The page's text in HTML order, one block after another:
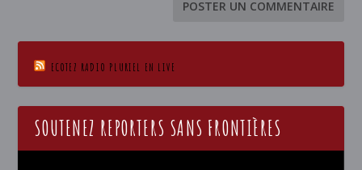
ECOTEZ RADIO PLURIEL EN LIVE
SOUTENEZ REPORTERS SANS FRONTIÈRES